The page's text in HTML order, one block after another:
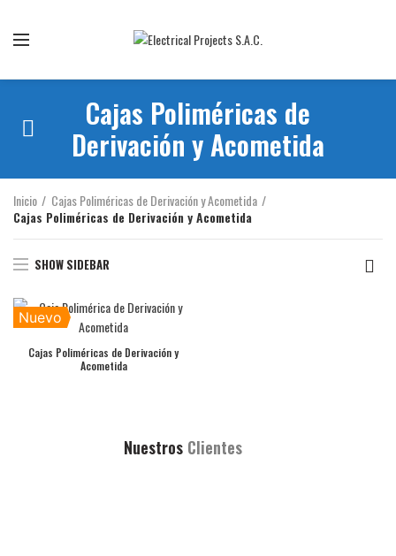
Cajas Poliméricas de
Derivación y Acometida
Inicio
Cajas Poliméricas de Derivación y Acometida
Cajas Poliméricas de Derivación y Acometida
SHOW SIDEBAR
Nuevo
Cajas Poliméricas de Derivación y
Acometida
NuestrosClientes